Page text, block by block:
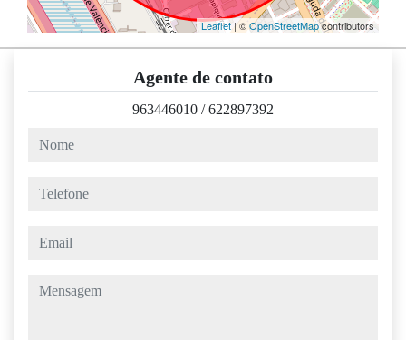
Leaflet | ©OpenStreetMapcontributors
Agente de contato
963446010 /622897392
nome
telefone
email
mensagem